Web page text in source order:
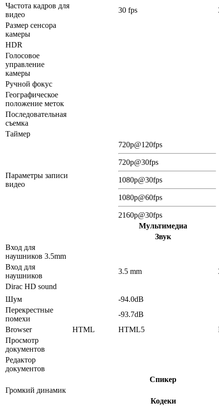
Частота кадров для
видео
30 fps
Размер сенсора
камеры
HDR
Голосовое
управление
камеры
Ручной фокус
Географическое
положение меток
Последовательная
съемка
Таймер
Параметры записи
видео
720p@120fps
720p@30fps
1080p@30fps
1080p@60fps
2160p@30fps
Мультимедиа
Звук
Вход для
наушников 3.5mm
Вход для
наушников
3.5 mm
Dirac HD sound
Шум
-94.0dB
Перекрестные
помехи
-93.7dB
Browser
HTML HTML5
Просмотр
документов
Редактор
документов
Спикер
Громкий динамик
Кодеки